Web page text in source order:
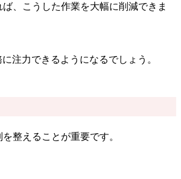
、こうした作業を大幅に削減できま
注力できるようになるでしょう。
整えることが重要です。